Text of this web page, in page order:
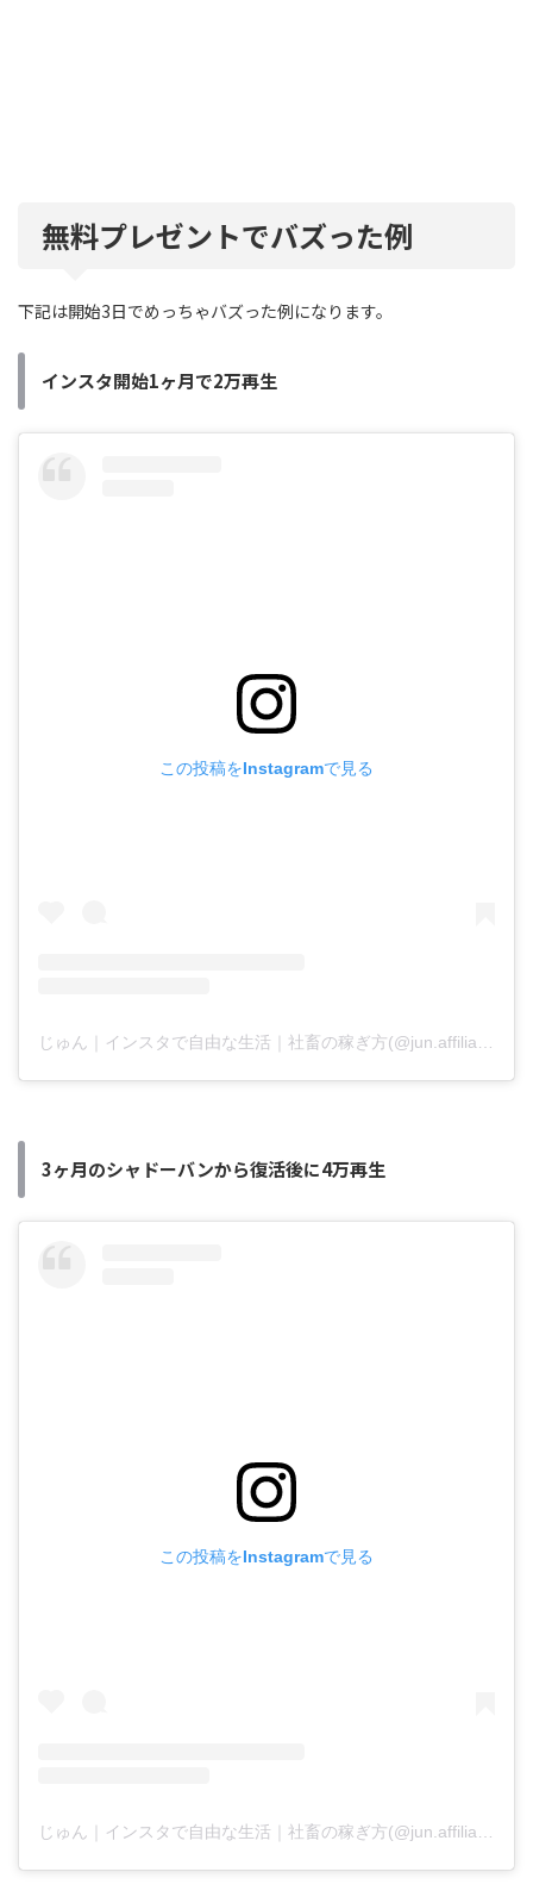
無料プレゼントでバズった例
下記は開始3日でめっちゃバズった例になります。
インスタ開始1ヶ月で2万再生
この投稿をInstagramで見る
3ヶ月のシャドーバンから復活後に4万再生
この投稿をInstagramで見る